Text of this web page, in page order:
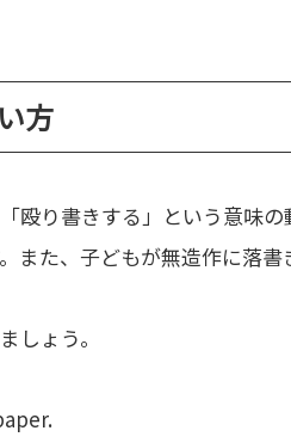
方
殴り書きする」という意味
また、子どもが無造作に落書
しょう。